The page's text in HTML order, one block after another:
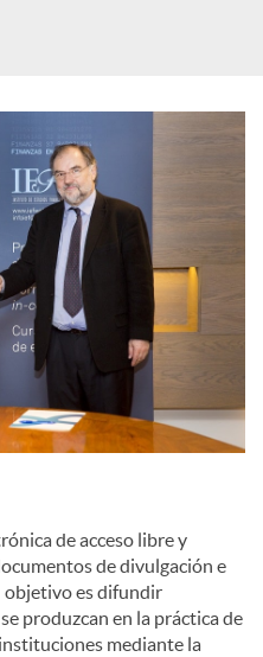
de acceso libre y
de divulgación e
objetivo es difundir
produzcan en la práctica de
mediante la